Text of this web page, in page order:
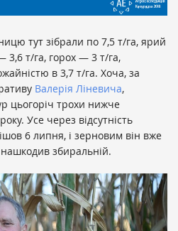
тут зібрали по 7,5 т/га, ярий
3,6 т/га, горох — 3 т/га,
в 3,7 т/га. Хоча, за
Валерія Ліневича,
цьогоріч трохи нижче
Усе через відсутність
6 липня, і зерновим він вже
збиральній.